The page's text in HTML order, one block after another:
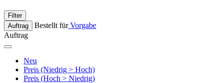
Filter
Auftrag
Bestellt fürVorgabe
Auftrag
Neu
Preis (Niedrig > Hoch)
Preis (Hoch > Niedrig)